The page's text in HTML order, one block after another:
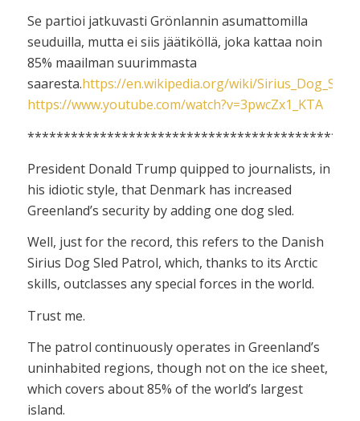
Se partioi jatkuvasti Grönlannin asumattomilla
seuduilla, mutta ei siis jäätiköllä, joka kattaa noin
85% maailman suurimmasta
saaresta.https://en.wikipedia.org/wiki/
https://www.youtube.com/watch?v=3pwcZx1_KTA
President Donald Trump quipped to journalists, in
his idiotic style, that Denmark has increased
Greenland’s security by adding one dog sled.
Well, just for the record, this refers to the Danish
Sirius Dog Sled Patrol, which, thanks to its Arctic
skills, outclasses any special forces in the world.
Trust me.
The patrol continuously operates in Greenland’s
uninhabited regions, though not on the ice sheet,
which covers about 85% of the world’s largest
island.